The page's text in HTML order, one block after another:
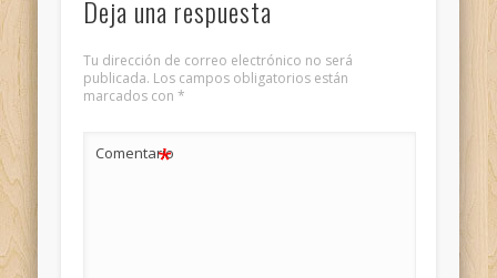
Deja una respuesta
Tu dirección de correo electrónico no será
publicada. Los campos obligatorios están
marcados con *
Comentario
*